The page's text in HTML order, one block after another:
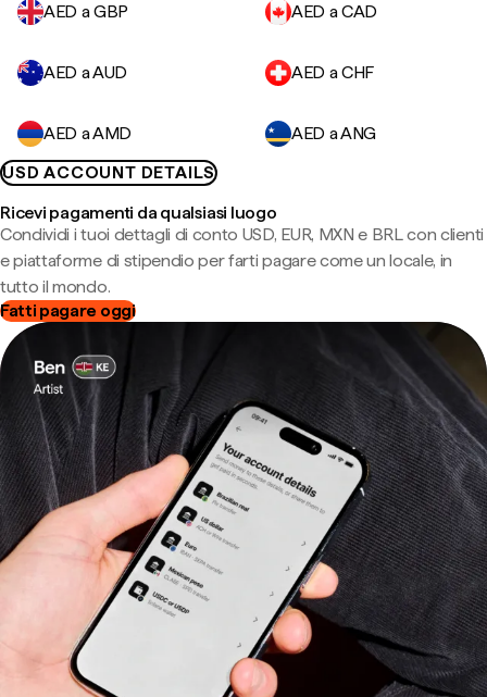
AED a GBP AED a CAD
AED a AUD AED a CHF
AED a AMD
AED a ANG
USD ACCOUNT DETAILS
Ricevi pagamenti da qualsiasi luogo
Condividi i tuoi dettagli di conto USD, EUR, MXN e BRL con clienti
e piattaforme di stipendio per farti pagare come un locale, in
tutto il mondo.
Fatti pagare oggi